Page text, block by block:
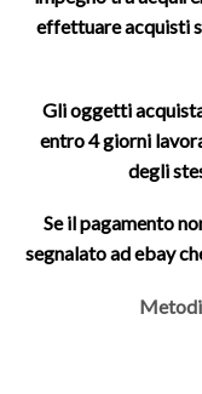
effettuare acquisti
Gli oggetti
entro 4 giorni
degli
Se il pagamento
segnalato ad ebay